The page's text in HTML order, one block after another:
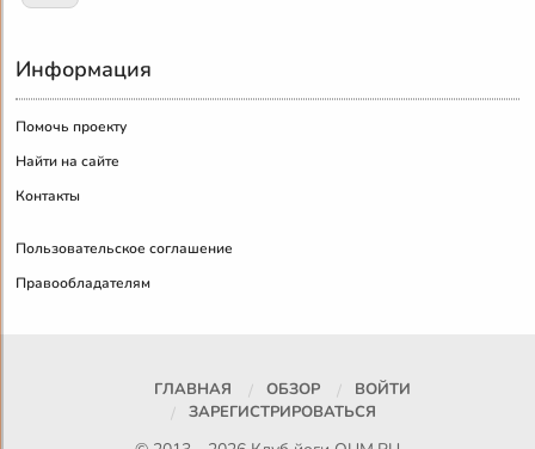
Информация
Помочь проекту
Найти на сайте
Контакты
Пользовательское соглашение
Правообладателям
ГЛАВНАЯ ОБЗОР
ВОЙТИ
ЗАРЕГИСТРИРОВАТЬСЯ